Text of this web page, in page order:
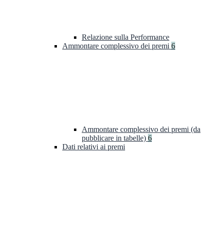
Relazione sulla Performance
Ammontare complessivo dei premi 6
Ammontare complessivo dei premi (da
pubblicare in tabelle) 6
Dati relativi ai premi